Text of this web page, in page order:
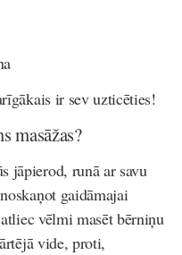
ir sev uzticēties!
masāžas?
jāpierod, runā ar savu
gaidāmajai
vēlmi masēt bērniņu
vide, proti,